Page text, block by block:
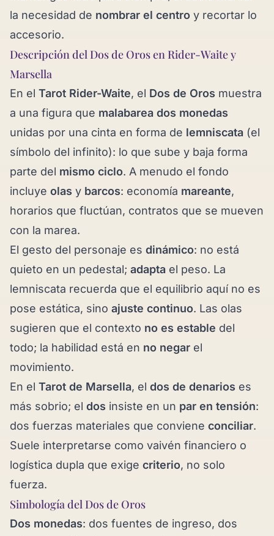
la necesidad de nombrar el centro y recortar lo
accesorio.
Descripción del Dos de Oros en Rider-Waite y
Marsella
En el Tarot Rider-Waite, el Dos de Oros muestra
a una figura que malabarea dos monedas
unidas por una cinta en forma de lemniscata (el
símbolo del infinito): lo que sube y baja forma
parte del mismo ciclo. A menudo el fondo
incluye olas y barcos: economía mareante,
horarios que fluctúan, contratos que se mueven
con la marea.
El gesto del personaje es dinámico: no está
quieto en un pedestal; adapta el peso. La
lemniscata recuerda que el equilibrio aquí no es
pose estática, sino ajuste continuo. Las olas
sugieren que el contexto no es estable del
todo; la habilidad está en no negar el
movimiento.
En el Tarot de Marsella, el dos de denarios es
más sobrio; el dos insiste en un par en tensión:
dos fuerzas materiales que conviene conciliar.
Suele interpretarse como vaivén financiero o
logística dupla que exige criterio, no solo
fuerza.
Simbología del Dos de Oros
Dos monedas: dos fuentes de ingreso, dos